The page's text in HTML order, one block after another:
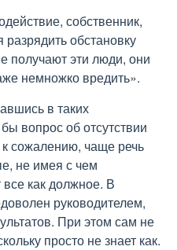
собственник,
обстановку
получают эти люди, они
немножко вредить».
в таких
вопрос об отсутствии
сожалению, чаще речь
не имея с чем
как должное. В
руководителем,
При этом сам не
просто не знает как.